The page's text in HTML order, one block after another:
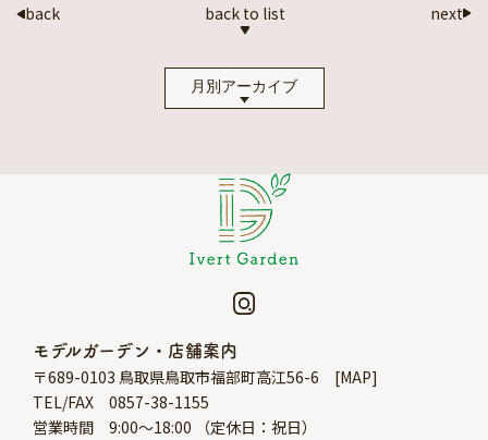
back back to list next
月別アーカイブ
モデルガーデン・店舗案内
〒689-0103 鳥取県鳥取市福部町高江56-6 [MAP]
TEL/FAX 0857-38-1155
営業時間 9:00～18:00 （定休日：祝日）